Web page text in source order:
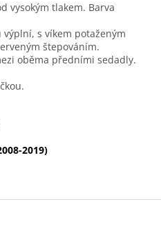
vysokým tlakem. Barva
s víkem potaženým
štepováním.
oběma předními sedadly.
2019)